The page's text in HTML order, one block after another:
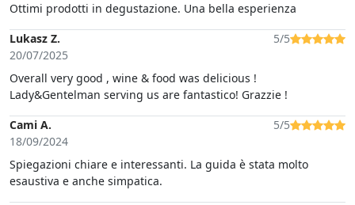
Ottimi prodotti in degustazione. Una bella esperienza
Lukasz Z.
20/07/2025
5/5
Overall very good , wine & food was delicious !
Lady&Gentelman serving us are fantastico! Grazzie !
Cami A.
18/09/2024
5/5
Spiegazioni chiare e interessanti. La guida è stata molto
esaustiva e anche simpatica.